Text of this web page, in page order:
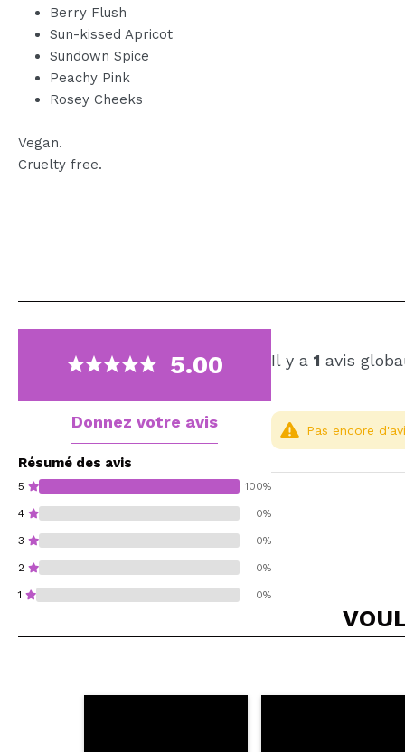
Berry Flush
Sun-kissed Apricot
Sundown Spice
Peachy Pink
Rosey Cheeks
Vegan.
Cruelty free.
5.00
Donnez votre avis
Résumé des avis
5 100%
4 0%
3 0%
2 0%
1 0%
Il y a 1 avis
Recommandez-
Pas encore